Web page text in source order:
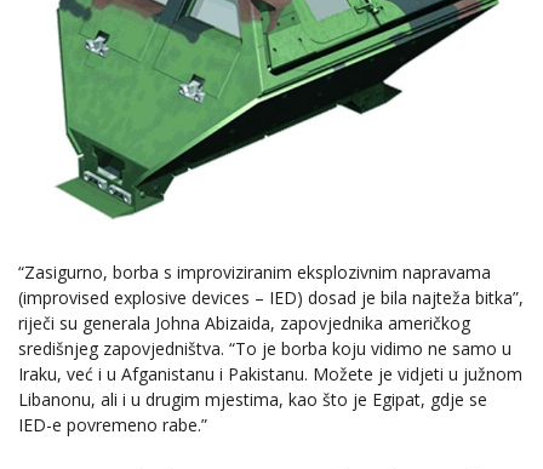
“Zasigurno, borba s improviziranim eksplozivnim napravama
(improvised explosive devices – IED) dosad je bila najteža bitka”,
riječi su generala Johna Abizaida, zapovjednika američkog
središnjeg zapovjedništva. “To je borba koju vidimo ne samo u
Iraku, već i u Afganistanu i Pakistanu. Možete je vidjeti u južnom
Libanonu, ali i u drugim mjestima, kao što je Egipat, gdje se
IED-e povremeno rabe.”